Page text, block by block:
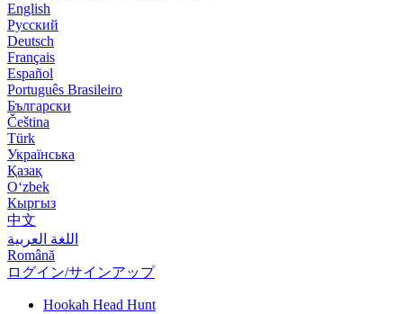
English
Русский
Deutsch
Français
Español
Português Brasileiro
Български
Čeština
Türk
Українська
Қазақ
Оʻzbek
Кыргыз
中文
اللغة العربية
Română
ログイン/サインアップ
Hookah Head Hunt